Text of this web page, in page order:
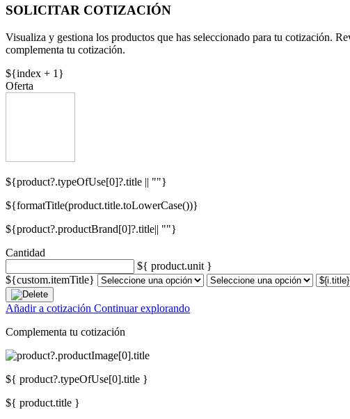
SOLICITAR COTIZACIÓN
Visualiza y gestiona los productos que has seleccionado para tu cotización.
complementa tu cotización.
${index + 1}
Oferta
${product?.typeOfUse[0]?.title || ""}
${formatTitle(product.title.toLowerCase())}
${product?.productBrand[0]?.title|| ""}
Cantidad
${ product.unit }
${custom.itemTitle}
Añadir a cotización Continuar explorando
Complementa tu cotización
${ product?.typeOfUse[0].title }
${ product.title }